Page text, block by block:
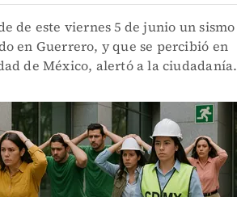
de este viernes 5 de junio un sismo
en Guerrero, y que se percibió en
de México, alertó a la ciudadanía.